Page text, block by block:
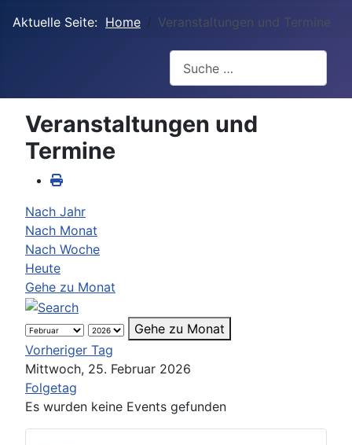
Aktuelle Seite: Home Veranstaltungen und Termine
Veranstaltungen und
Termine
Nach Jahr
Nach Monat
Nach Woche
Heute
Gehe zu Monat
Gehe zu Monat
Vorheriger Tag
Mittwoch, 25. Februar 2026
Folgetag
Es wurden keine Events gefunden